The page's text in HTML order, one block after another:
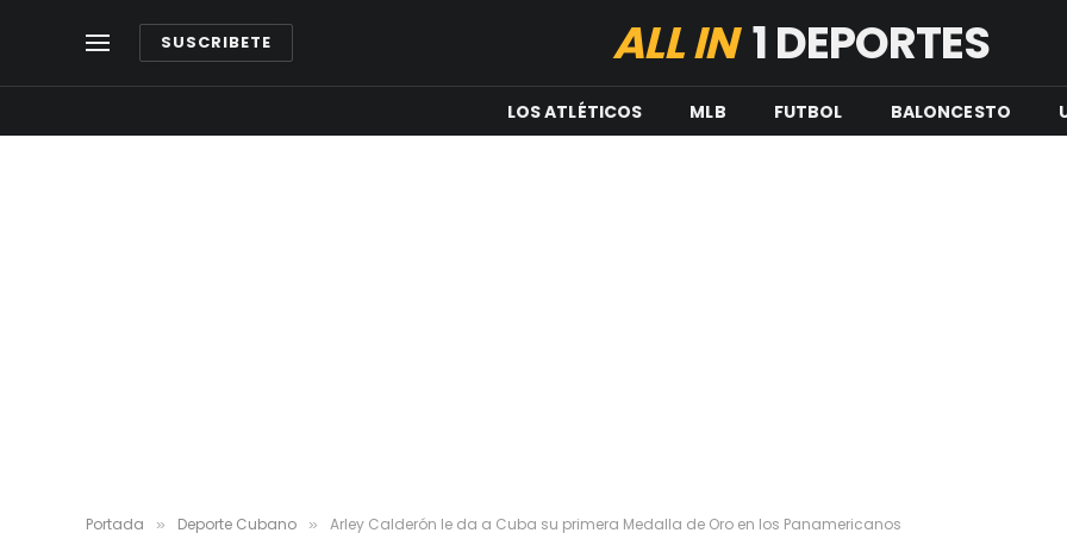
SUSCRIBETE ALL IN1 DEPORTES
LOS ATLÉTICOS MLB FUTBOL BALONCESTO
Portada » Deporte Cubano » Arley Calderón le da a Cuba su primera Medalla de Oro en los Panamericanos